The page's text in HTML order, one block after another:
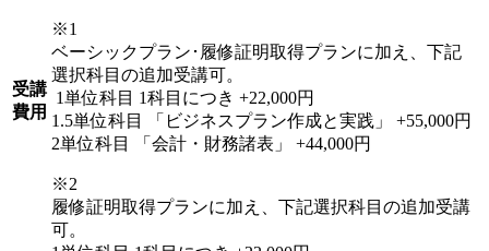
受講
費用
※1
ベーシックプラン･履修証明取得プランに加え、下記
選択科目の追加受講可。
1単位科目 1科目につき +22,000円
1.5単位科目 「ビジネスプラン作成と実践」 +55,000円
2単位科目 「会計・財務諸表」 +44,000円
※2
履修証明取得プランに加え、下記選択科目の追加受講
可。